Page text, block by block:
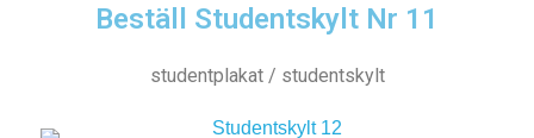
Beställ Studentskylt Nr 11
studentplakat / studentskylt